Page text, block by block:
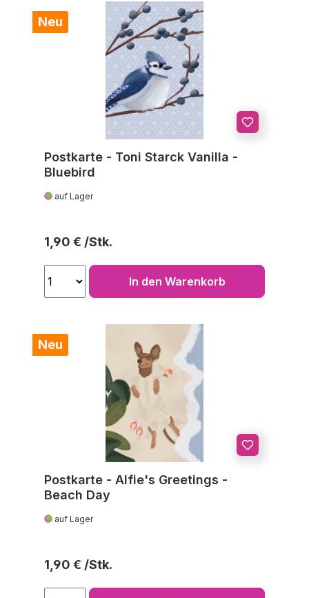
Neu
Postkarte - Toni Starck Vanilla -
Bluebird
auf Lager
Regulärer Preis:
1,90 €
In den Warenkorb
Neu
Postkarte - Alfie's Greetings -
Beach Day
auf Lager
Regulärer Preis:
1,90 €